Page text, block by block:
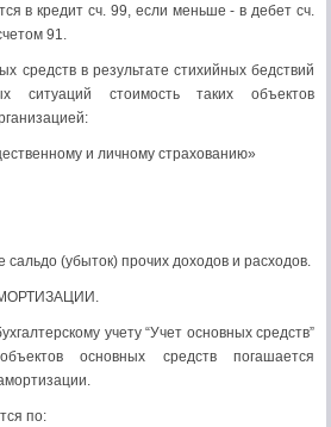
в кредит сч. 99, если меньше - в дебет сч.
91.
средств в результате стихийных бедствий
ситуаций стоимость таких объектов
и личному страхованию»
(убыток) прочих доходов и расходов.
учету “Учет основных средств”
основных средств погашается
по: